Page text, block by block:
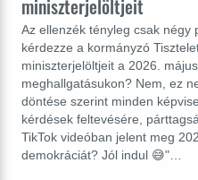
miniszterjelöltjeit
Az ellenzék tényleg csak négy
kérdezze a kormányzó
miniszterjelöltjeit a 2026.
meghallgatásukon? Nem, ez
döntése szerint minden
kérdések feltevésére,
TikTok videóban jelent meg
demokráciát? Jól indul 😅"…